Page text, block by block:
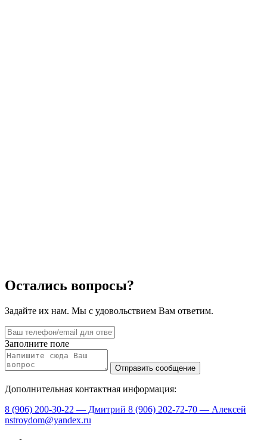
Остались вопросы?
Задайте их нам. Мы с удовольствием Вам ответим.
Заполните поле
Дополнительная контактная информация:
8 (906) 200-30-22 — Дмитрий 8 (906) 202-72-70 — Алексей
nstroydom@yandex.ru